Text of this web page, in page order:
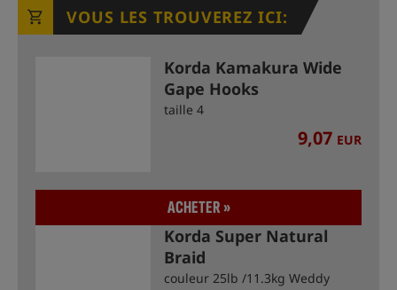
VOUS LES TROUVEREZ ICI:
Korda Kamakura Wide
Gape Hooks
taille 4
9,07 EUR
ACHETER »
Korda Super Natural
Braid
couleur 25lb /11.3kg Weddy